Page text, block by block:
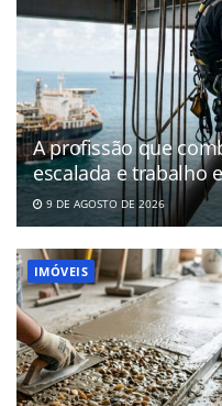
A profissão que
escalada e trabalho
9 DE AGOSTO DE 2026
IMÓVEIS